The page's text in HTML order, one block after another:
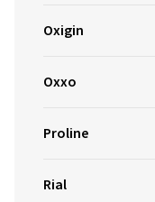
Oxigin
Oxxo
Proline
Rial